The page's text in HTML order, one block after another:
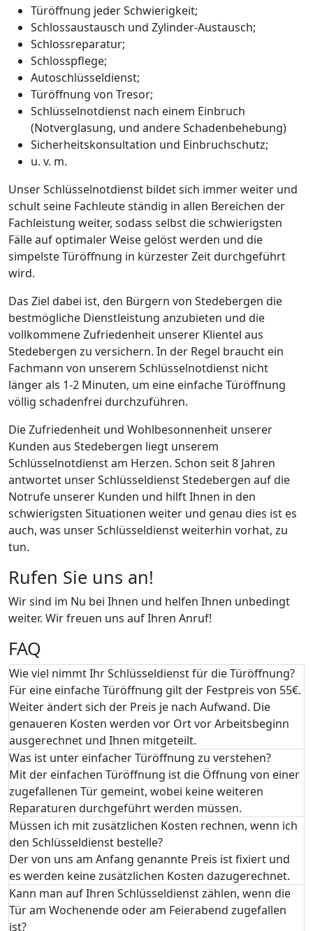
Türöffnung jeder Schwierigkeit;
Schlossaustausch und Zylinder-Austausch;
Schlossreparatur;
Schlosspflege;
Autoschlüsseldienst;
Türöffnung von Tresor;
Schlüsselnotdienst nach einem Einbruch
(Notverglasung, und andere Schadenbehebung)
Sicherheitskonsultation und Einbruchschutz;
u. v. m.
Unser Schlüsselnotdienst bildet sich immer weiter und
schult seine Fachleute ständig in allen Bereichen der
Fachleistung weiter, sodass selbst die schwierigsten
Fälle auf optimaler Weise gelöst werden und die
simpelste Türöffnung in kürzester Zeit durchgeführt
wird.
Das Ziel dabei ist, den Bürgern von Stedebergen die
bestmögliche Dienstleistung anzubieten und die
vollkommene Zufriedenheit unserer Klientel aus
Stedebergen zu versichern. In der Regel braucht ein
Fachmann von unserem Schlüsselnotdienst nicht
länger als 1-2 Minuten, um eine einfache Türöffnung
völlig schadenfrei durchzuführen.
Die Zufriedenheit und Wohlbesonnenheit unserer
Kunden aus Stedebergen liegt unserem
Schlüsselnotdienst am Herzen. Schon seit 8 Jahren
antwortet unser Schlüsseldienst Stedebergen auf die
Notrufe unserer Kunden und hilft Ihnen in den
schwierigsten Situationen weiter und genau dies ist es
auch, was unser Schlüsseldienst weiterhin vorhat, zu
tun.
Rufen Sie uns an!
Wir sind im Nu bei Ihnen und helfen Ihnen unbedingt
weiter. Wir freuen uns auf Ihren Anruf!
FAQ
Wie viel nimmt Ihr Schlüsseldienst für die Türöffnung?
Für eine einfache Türöffnung gilt der Festpreis von 55€.
Weiter ändert sich der Preis je nach Aufwand. Die
genaueren Kosten werden vor Ort vor Arbeitsbeginn
ausgerechnet und Ihnen mitgeteilt.
Was ist unter einfacher Türöffnung zu verstehen?
Mit der einfachen Türöffnung ist die Öffnung von einer
zugefallenen Tür gemeint, wobei keine weiteren
Reparaturen durchgeführt werden müssen.
Müssen ich mit zusätzlichen Kosten rechnen, wenn ich
den Schlüsseldienst bestelle?
Der von uns am Anfang genannte Preis ist fixiert und
es werden keine zusätzlichen Kosten dazugerechnet.
Kann man auf Ihren Schlüsseldienst zählen, wenn die
Tür am Wochenende oder am Feierabend zugefallen
ist?